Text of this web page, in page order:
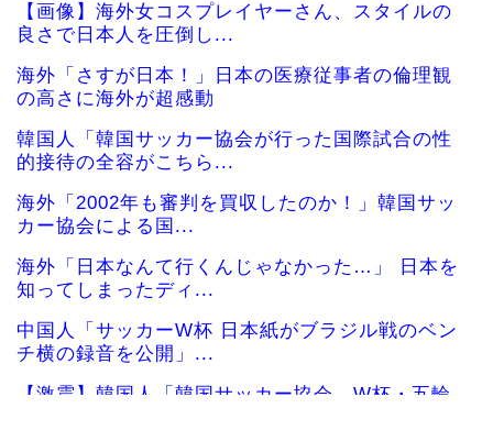
【画像】海外女コスプレイヤーさん、スタイルの
良さで日本人を圧倒し...
海外「さすが日本！」日本の医療従事者の倫理観
の高さに海外が超感動
韓国人「韓国サッカー協会が行った国際試合の性
的接待の全容がこちら...
海外「2002年も審判を買収したのか！」韓国サッ
カー協会による国...
海外「日本なんて行くんじゃなかった…」 日本を
知ってしまったディ...
中国人「サッカーW杯 日本紙がブラジル戦のベン
チ横の録音を公開」...
【激震】韓国人「韓国サッカー協会、W杯・五輪